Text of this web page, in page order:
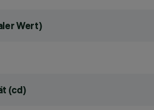
Wert)
(cd)